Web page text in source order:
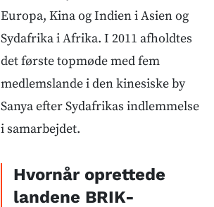
Europa, Kina og Indien i Asien og
Sydafrika i Afrika. I 2011 afholdtes
det første topmøde med fem
medlemslande i den kinesiske by
Sanya efter Sydafrikas indlemmelse
i samarbejdet.
Hvornår oprettede
landene BRIK-